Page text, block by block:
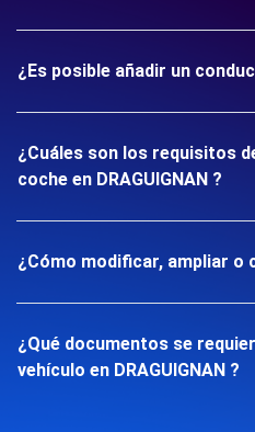
¿Es posible añadir un
¿Cuáles son los requisitos
coche en DRAGUIGNAN ?
¿Cómo modificar, ampliar o
¿Qué documentos se
vehículo en DRAGUIGNAN ?